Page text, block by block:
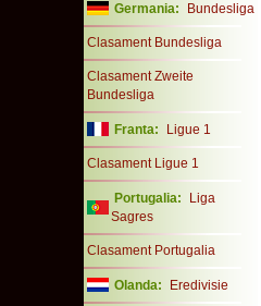
Germania: Bundesliga
Clasament Bundesliga
Clasament Zweite
Bundesliga
Franta: Ligue 1
Clasament Ligue 1
Portugalia:
Liga
Sagres
Clasament Portugalia
Olanda: Eredivisie